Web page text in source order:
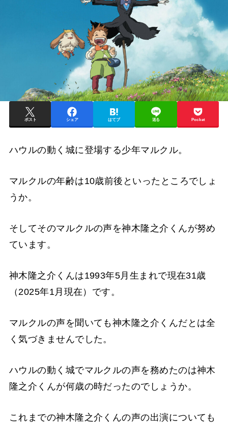
ポスト シェア はてブ 送る Pocket
ハウルの動く城に登場する少年マルクル。
マルクルの年齢は10歳前後といったところでしょ
うか。
そしてそのマルクルの声を神木隆之介くんが努め
ています。
神木隆之介くんは1993年5月生まれで現在31歳
（2025年1月現在）です。
マルクルの声を聞いても神木隆之介くんだとは全
く気づきませんでした。
ハウルの動く城でマルクルの声を務めたのは神木
隆之介くんが何歳の時だったのでしょうか。
これまでの神木隆之介くんの声の出演についても